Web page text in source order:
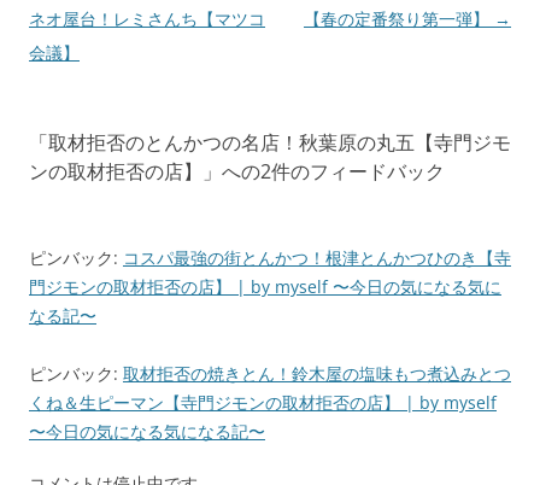
稿
ナ
シ
ン
ネオ屋台！レミさんち【マツコ
会議】
【春の定番祭り第一弾】
→
「取材拒否のとんかつの名店！秋葉原の丸五【寺門ジモ
ンの取材拒否の店】
」への2件のフィードバック
ピンバック: コスパ最強の街とんかつ！根津とんかつひのき【寺
門ジモンの取材拒否の店】 | by myself 〜今日の気になる気に
なる記〜
ピンバック: 取材拒否の焼きとん！鈴木屋の塩味もつ煮込みとつ
くね＆生ピーマン【寺門ジモンの取材拒否の店】 | by myself
〜今日の気になる気になる記〜